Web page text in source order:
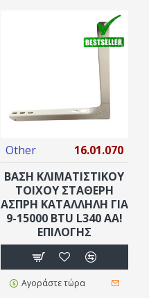
Other
16.01.070
ΒΑΣΗ ΚΛΙΜΑΤΙΣΤΙΚΟΥ
ΤΟΙΧΟΥ ΣΤΑΘΕΡΗ
ΑΣΠΡΗ ΚΑΤΑΛΛΗΛΗ ΓΙΑ
9-15000 BTU L340 AA!
ΕΠΙΛΟΓΗΣ
Αγοράστε τώρα